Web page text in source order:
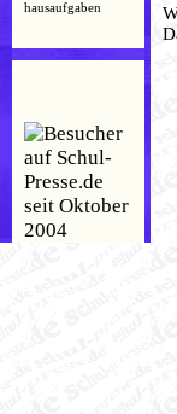
hausaufgaben